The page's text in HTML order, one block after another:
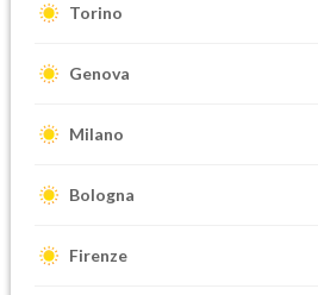
Torino
Genova
Milano
Bologna
Firenze